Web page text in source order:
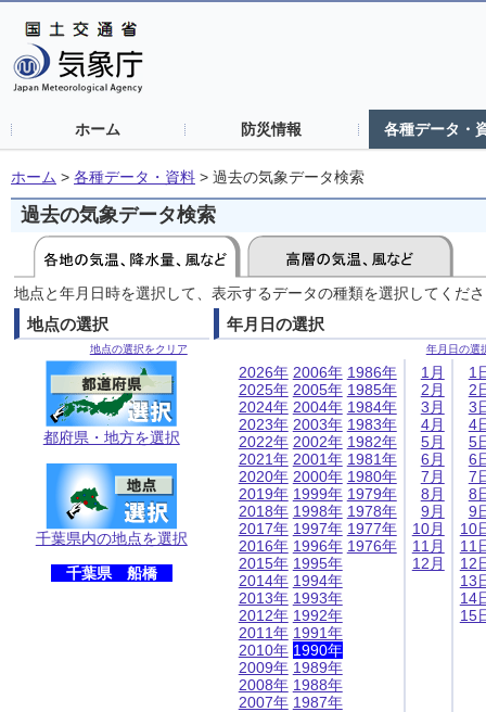
ホーム 防災情報 各種データ・
ホーム > 各種データ・資料 > 過去の気象データ検索
過去の気象データ検索
地点と年月日時を選択して、表示するデータの種類を選択してくだ
地点の選択
地点の選択をクリア
都府県・地方を選択
千葉県内の地点を選択
千葉県 船橋
年月日の選択
年月日の選
2026年
2025年
2024年
2023年
2022年
2021年
2020年
2019年
2018年
2017年
2016年
2015年
2014年
2013年
2012年
2011年
2010年
2009年
2008年
2007年
2006年
2005年
2004年
2003年
2002年
2001年
2000年
1999年
1998年
1997年
1996年
1995年
1994年
1993年
1992年
1991年
1990年
1989年
1988年
1987年
1986年
1985年
1984年
1983年
1982年
1981年
1980年
1979年
1978年
1977年
1976年
1月
2月
3月
4月
5月
6月
7月
8月
9月
10月
11月
12月
1
2
3
4
5
6
7
8
9
10
11
12
13
14
15